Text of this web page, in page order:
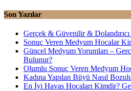
Son Yazılar
Gerçek & Güvenilir &
Sonuç Veren Medyum Hocalar
Güncel Medyum Yorumları –
Bulunur?
Olumlu Sonuç Veren Medyum
Kadına Yapılan Büyü Nasıl
En İyi Havas Hocaları Kimdir?